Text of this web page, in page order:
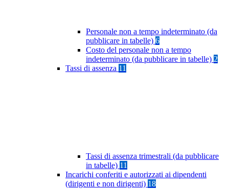
Personale non a tempo indeterminato (da
pubblicare in tabelle) 6
Costo del personale non a tempo
indeterminato (da pubblicare in tabelle) 2
Tassi di assenza 11
Tassi di assenza trimestrali (da pubblicare
in tabelle) 11
Incarichi conferiti e autorizzati ai dipendenti
(dirigenti e non dirigenti) 18